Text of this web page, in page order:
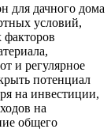
для дачного дома
условий,
и регулярное
потенциал
на инвестиции,
на
общего